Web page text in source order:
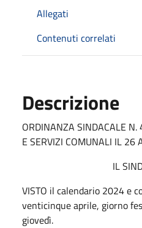
Allegati
Contenuti correlati
Descrizione
ORDINANZA SINDACALE
E SERVIZI COMUNALI IL 26
IL
VISTO il calendario 2024 e
venticinque aprile, giorno
giovedì.